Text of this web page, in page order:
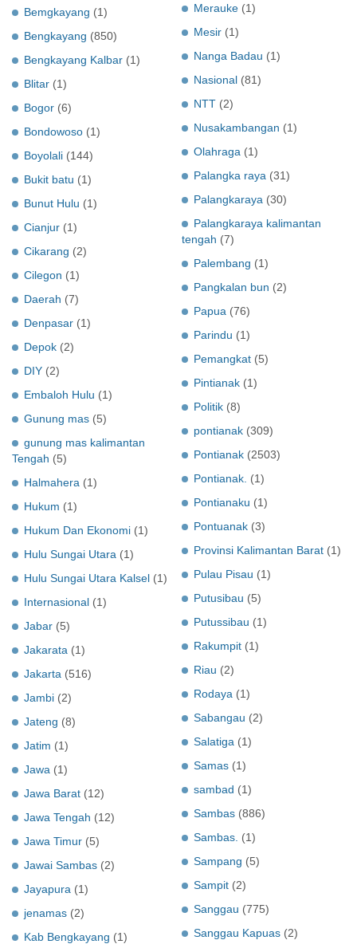
Bemgkayang (1)
Bengkayang (850)
Bengkayang Kalbar (1)
Blitar (1)
Bogor (6)
Bondowoso (1)
Boyolali (144)
Bukit batu (1)
Bunut Hulu (1)
Cianjur (1)
Cikarang (2)
Cilegon (1)
Daerah (7)
Denpasar (1)
Depok (2)
DIY (2)
Embaloh Hulu (1)
Gunung mas (5)
gunung mas kalimantan
Tengah (5)
Halmahera (1)
Hukum (1)
Hukum Dan Ekonomi (1)
Hulu Sungai Utara (1)
Hulu Sungai Utara Kalsel (1)
Internasional (1)
Jabar (5)
Jakarata (1)
Jakarta (516)
Jambi (2)
Jateng (8)
Jatim (1)
Jawa (1)
Jawa Barat (12)
Jawa Tengah (12)
Jawa Timur (5)
Jawai Sambas (2)
Jayapura (1)
jenamas (2)
Kab Bengkayang (1)
Merauke (1)
Mesir (1)
Nanga Badau (1)
Nasional (81)
NTT (2)
Nusakambangan (1)
Olahraga (1)
Palangka raya (31)
Palangkaraya (30)
Palangkaraya kalimantan
tengah (7)
Palembang (1)
Pangkalan bun (2)
Papua (76)
Parindu (1)
Pemangkat (5)
Pintianak (1)
Politik (8)
pontianak (309)
Pontianak (2503)
Pontianak. (1)
Pontianaku (1)
Pontuanak (3)
Provinsi Kalimantan Barat (1)
Pulau Pisau (1)
Putusibau (5)
Putussibau (1)
Rakumpit (1)
Riau (2)
Rodaya (1)
Sabangau (2)
Salatiga (1)
Samas (1)
sambad (1)
Sambas (886)
Sambas. (1)
Sampang (5)
Sampit (2)
Sanggau (775)
Sanggau Kapuas (2)